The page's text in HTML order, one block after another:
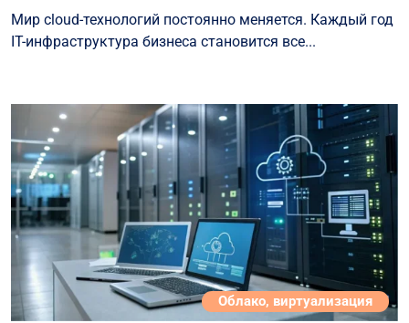
Мир cloud-технологий постоянно меняется. Каждый год
IT-инфраструктура бизнеса становится все...
Облако, виртуализация